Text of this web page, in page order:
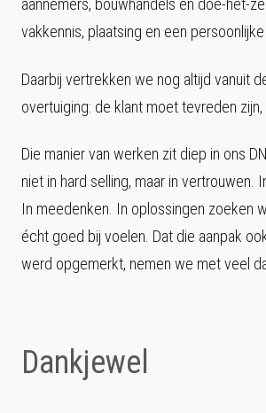
aannemers, bouwhandels en doe-het-
vakkennis, plaatsing en een persoonlijke
Daarbij vertrekken we nog altijd vanuit
overtuiging: de klant moet tevreden zijn,
Die manier van werken zit diep in ons
niet in hard selling, maar in vertrouwen.
In meedenken. In oplossingen zoeken
écht goed bij voelen. Dat die aanpak
werd opgemerkt, nemen we met veel
Dankjewel